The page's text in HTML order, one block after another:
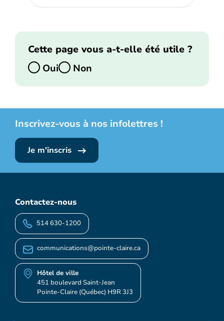
Cette page vous a-t-elle été utile ?
Oui
Non
Inscrivez-vous à nos infolettres !
Je m'inscris
Contactez-nous
514 630-1200
communications@pointe-claire.ca
Hôtel de ville
451 boulevard Saint-Jean
Pointe-Claire (Québec) H9R 3J3